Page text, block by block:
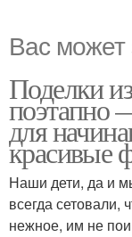
Вас может
Поделки
поэтапно
для
красивые
Наши дети, да и
всегда сетовали,
нежное, им не